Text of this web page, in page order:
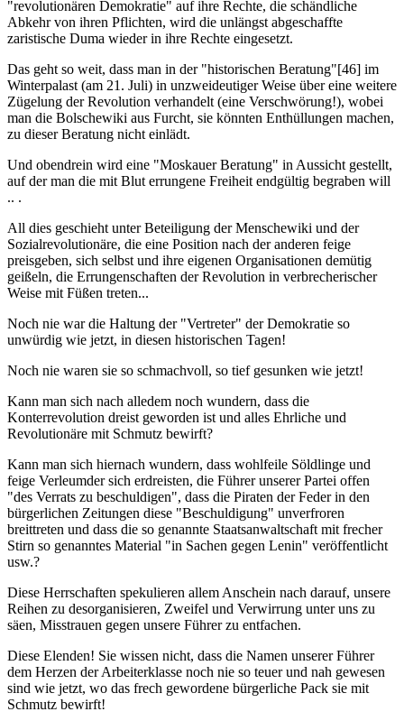
"revolutionären Demokratie" auf ihre Rechte, die schändliche
Abkehr von ihren Pflichten, wird die unlängst abgeschaffte
zaristische Duma wieder in ihre Rechte eingesetzt.
Das geht so weit, dass man in der "historischen Beratung"[46] im
Winterpalast (am 21. Juli) in unzweideutiger Weise über eine weitere
Zügelung der Revolution verhandelt (eine Verschwörung!), wobei
man die Bolschewiki aus Furcht, sie könnten Enthüllungen machen,
zu dieser Beratung nicht einlädt.
Und obendrein wird eine "Moskauer Beratung" in Aussicht gestellt,
auf der man die mit Blut errungene Freiheit endgültig begraben will
.. .
All dies geschieht unter Beteiligung der Menschewiki und der
Sozialrevolutionäre, die eine Position nach der anderen feige
preisgeben, sich selbst und ihre eigenen Organisationen demütig
geißeln, die Errungenschaften der Revolution in verbrecherischer
Weise mit Füßen treten...
Noch nie war die Haltung der "Vertreter" der Demokratie so
unwürdig wie jetzt, in diesen historischen Tagen!
Noch nie waren sie so schmachvoll, so tief gesunken wie jetzt!
Kann man sich nach alledem noch wundern, dass die
Konterrevolution dreist geworden ist und alles Ehrliche und
Revolutionäre mit Schmutz bewirft?
Kann man sich hiernach wundern, dass wohlfeile Söldlinge und
feige Verleumder sich erdreisten, die Führer unserer Partei offen
"des Verrats zu beschuldigen", dass die Piraten der Feder in den
bürgerlichen Zeitungen diese "Beschuldigung" unverfroren
breittreten und dass die so genannte Staatsanwaltschaft mit frecher
Stirn so genanntes Material "in Sachen gegen Lenin" veröffentlicht
usw.?
Diese Herrschaften spekulieren allem Anschein nach darauf, unsere
Reihen zu desorganisieren, Zweifel und Verwirrung unter uns zu
säen, Misstrauen gegen unsere Führer zu entfachen.
Diese Elenden! Sie wissen nicht, dass die Namen unserer Führer
dem Herzen der Arbeiterklasse noch nie so teuer und nah gewesen
sind wie jetzt, wo das frech gewordene bürgerliche Pack sie mit
Schmutz bewirft!